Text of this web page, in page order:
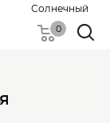
Солнечный
0